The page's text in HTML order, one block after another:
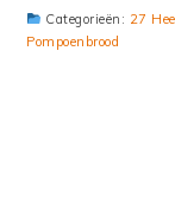
Categorieën: 27
Pompoenbrood